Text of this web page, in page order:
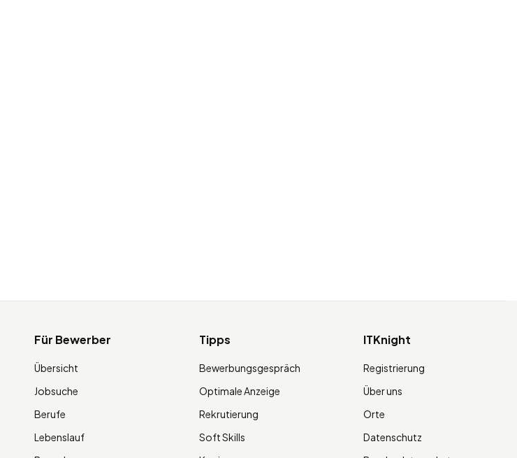
Für Bewerber
Übersicht
Jobsuche
Berufe
Lebenslauf
Tipps
Bewerbungsgespräch
Optimale Anzeige
Rekrutierung
Soft Skills
ITKnight
Registrierung
Über uns
Orte
Datenschutz